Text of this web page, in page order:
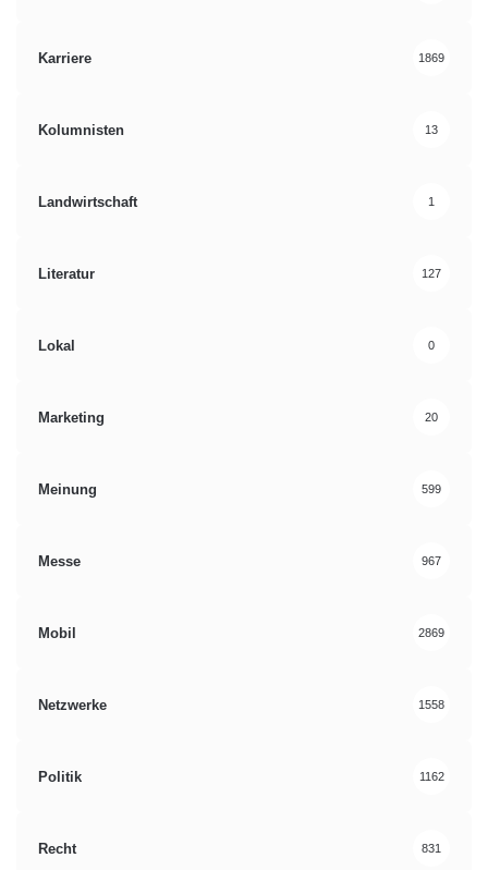
Karriere 1869
Kolumnisten 13
Landwirtschaft 1
Literatur 127
Lokal 0
Marketing 20
Meinung 599
Messe 967
Mobil 2869
Netzwerke 1558
Politik 1162
Recht 831